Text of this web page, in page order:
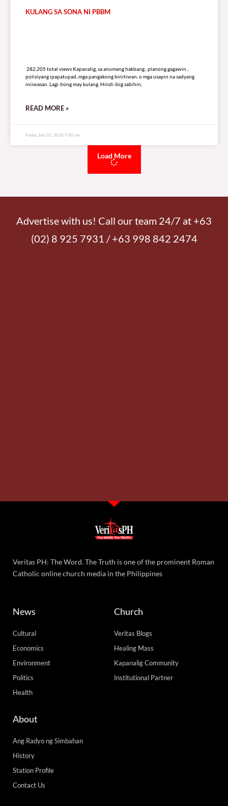
KULANG SA SONA NI PBBM
282,205 total views Kapanalig, sa anumang hakbang., planong gagawin.,
polisiyang ipapatupad.,mga pangakong binitiwan, o mga usapin na sadyang
iniiwasan. Lagi itong may kulang. Hindi ibig sabihin,
READ MORE »
Friday, July 31, 2026 7:00 am
Load More
Advertise with us! Call our team 24/7 at +63
(02) 8 925 7931 / +63 998 842 2474
Veritas PH: The Word. The Truth is one of the prominent Roman
Catholic online church media in the Philippines
News
Cultural
Economics
Environment
Politics
Health
Church
Veritas Blogs
Healing Mass
Kapanalig Community
Institutional Partner
About
Ang Radyo ng Simbahan
History
Station Profile
Contact Us